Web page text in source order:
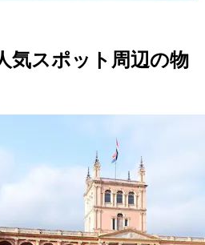
気スポット周辺の物